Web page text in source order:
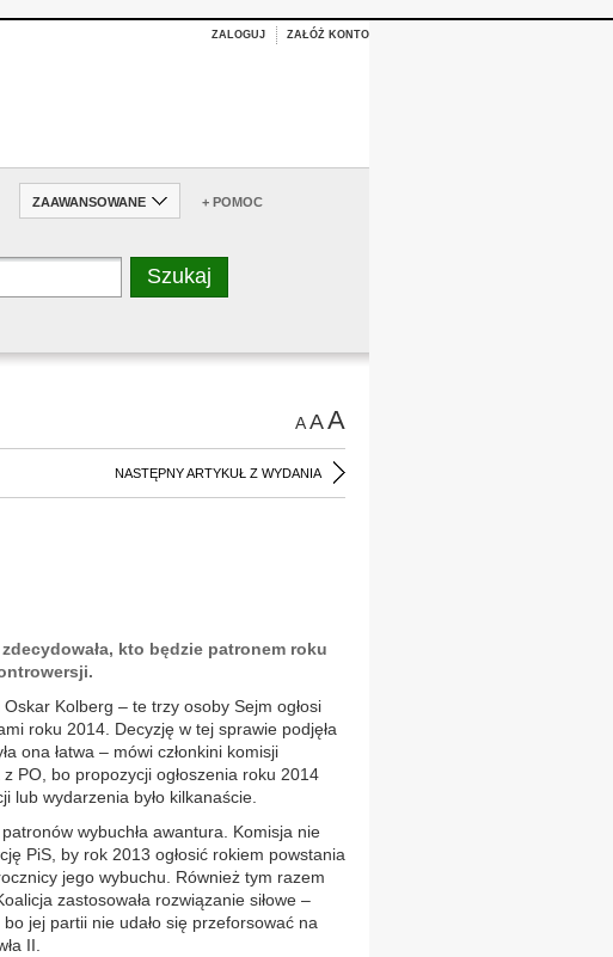
ZALOGUJ ZAŁÓŻ KONTO
ZAAWANSOWANE + POMOC
AAA
NASTĘPNY ARTYKUŁ Z WYDANIA
kto będzie patronem roku
Kolberg – te trzy osoby Sejm ogłosi
roku 2014. Decyzję w tej sprawie podjęła
ona łatwa – mówi członkini komisji
z PO, bo propozycji ogłoszenia roku 2014
lub wydarzenia było kilkanaście.
wybuchła awantura. Komisja nie
PiS, by rok 2013 ogłosić rokiem powstania
jego wybuchu. Również tym razem
zastosowała rozwiązanie siłowe –
jej partii nie udało się przeforsować na
II.